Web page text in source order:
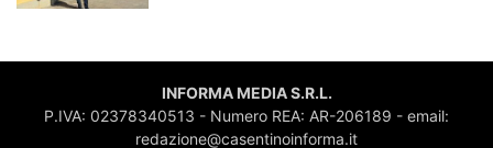
INFORMA MEDIA S.R.L.
P.IVA: 02378340513 - Numero REA: AR-206189 - email:
redazione@casentinoinforma.it